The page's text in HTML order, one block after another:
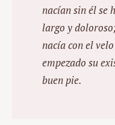
nacían sin él se
largo y
nacía con el
empezado su
buen pie.